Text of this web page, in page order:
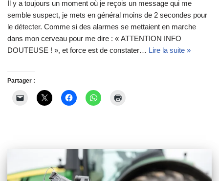
Il y a toujours un moment où je reçois un message qui me
semble suspect, je mets en général moins de 2 secondes pour
le détecter. Comme si des alarmes se mettaient en marche
dans mon cerveau pour me dire : « ATTENTION INFO
DOUTEUSE ! », et force est de constater… Lire la suite »
Partager :